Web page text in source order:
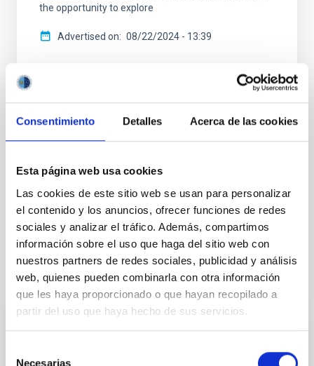
Consentimiento Detalles Acerca de las cookies
Esta página web usa cookies
Las cookies de este sitio web se usan para personalizar
el contenido y los anuncios, ofrecer funciones de redes
sociales y analizar el tráfico. Además, compartimos
información sobre el uso que haga del sitio web con
nuestros partners de redes sociales, publicidad y análisis
web, quienes pueden combinarla con otra información
que les haya proporcionado o que hayan recopilado a
partir del uso que haya hecho de sus servicios.
Necesarias
the opportunity to explore
Advertised on 08/22/2024 - 13:39
NEWS TYPE
General public
It may interest you
The IAC hosts the international conference